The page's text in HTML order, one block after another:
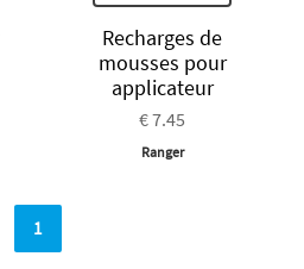
Recharges de
mousses pour
applicateur
€ 7.45
Ranger
1